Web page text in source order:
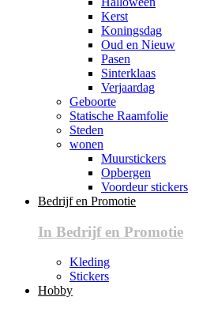
Kerst
Koningsdag
Oud en Nieuw
Pasen
Sinterklaas
Verjaardag
Geboorte
Statische Raamfolie
Steden
wonen
Muurstickers
Opbergen
Voordeur stickers
Bedrijf en Promotie
In Bedrijf en Promotie
Kleding
Stickers
Hobby